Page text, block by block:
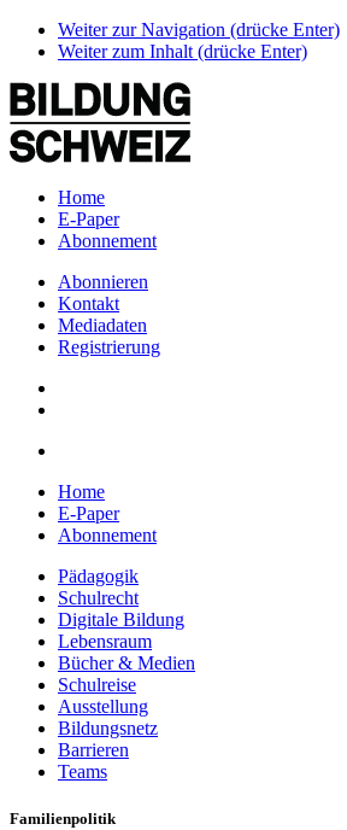
Weiter zur Navigation (drücke Enter)
Weiter zum Inhalt (drücke Enter)
Home
E-Paper
Abonnement
Abonnieren
Kontakt
Mediadaten
Registrierung
Home
E-Paper
Abonnement
Pädagogik
Schulrecht
Digitale Bildung
Lebensraum
Bücher & Medien
Schulreise
Ausstellung
Bildungsnetz
Barrieren
Teams
Familienpolitik